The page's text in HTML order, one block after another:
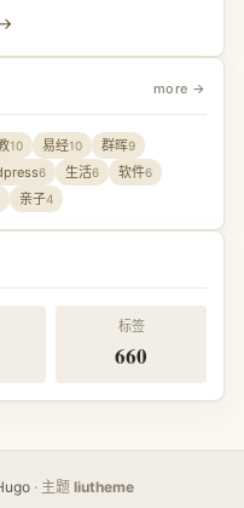
more →
10 易经10 群晖9
6 生活6 软件6
亲子4
标签
660
· 主题 liutheme